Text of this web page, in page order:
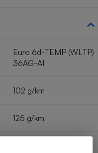
Euro 6d-TEMP (WLTP)
36AG-AI
102 g/km
125 g/km